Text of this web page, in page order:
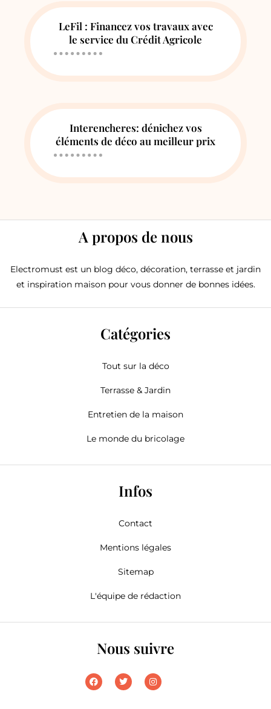
LeFil : Financez vos travaux avec
le service du Crédit Agricole
Interencheres: dénichez vos
éléments de déco au meilleur prix
A propos de nous
Electromust est un blog déco, décoration, terrasse et jardin
et inspiration maison pour vous donner de bonnes idées.
Catégories
Tout sur la déco
Terrasse & Jardin
Entretien de la maison
Le monde du bricolage
Infos
Contact
Mentions légales
Sitemap
L'équipe de rédaction
Nous suivre